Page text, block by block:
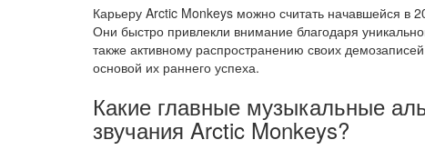
Карьеру Arctic Monkeys можно считать начавшейся
Они быстро привлекли внимание благодаря
также активному распространению своих
основой их раннего успеха.
Какие главные музыкальные
звучания Arctic Monkeys?